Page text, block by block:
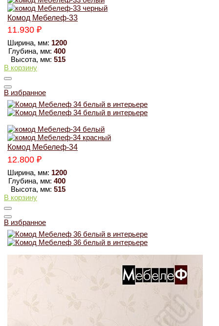
Комод Мебелеф-33
11.930 ₽
Ширина, мм: 1200
Глубина, мм: 400
Высота, мм: 515
В корзину
В избранное
Комод Мебелеф-34
12.800 ₽
Ширина, мм: 1200
Глубина, мм: 400
Высота, мм: 515
В корзину
В избранное